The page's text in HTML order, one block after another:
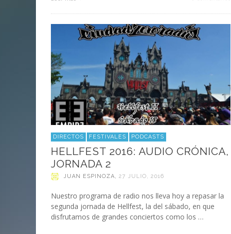
DIRECTOS FESTIVALES PODCASTS
HELLFEST 2016: AUDIO CRÓNICA,
JORNADA 2
JUAN ESPINOZA, 27 JULIO, 2016
Nuestro programa de radio nos lleva hoy a repasar la
segunda jornada de Hellfest, la del sábado, en que
disfrutamos de grandes conciertos como los …